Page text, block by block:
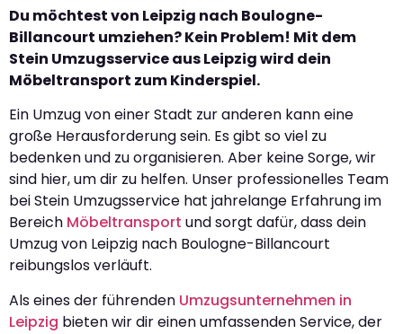
Du möchtest von Leipzig nach Boulogne-
Billancourt umziehen? Kein Problem! Mit dem
Stein Umzugsservice aus Leipzig wird dein
Möbeltransport zum Kinderspiel.
Ein Umzug von einer Stadt zur anderen kann eine
große Herausforderung sein. Es gibt so viel zu
bedenken und zu organisieren. Aber keine Sorge, wir
sind hier, um dir zu helfen. Unser professionelles Team
bei Stein Umzugsservice hat jahrelange Erfahrung im
Bereich Möbeltransport und sorgt dafür, dass dein
Umzug von Leipzig nach Boulogne-Billancourt
reibungslos verläuft.
Als eines der führenden Umzugsunternehmen in
Leipzig bieten wir dir einen umfassenden Service, der